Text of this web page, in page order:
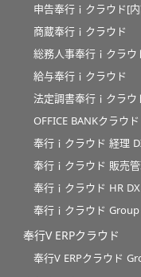
申告奉行ｉクラウド[
商蔵奉行ｉクラウド
総務人事奉行ｉクラウ
給与奉行ｉクラウド
法定調書奉行ｉクラウ
OFFICE BANKクラウド
奉行ｉクラウド 経理
奉行ｉクラウド 販売
奉行ｉクラウド HR
奉行ｉクラウド
奉行V ERPクラウド
奉行V ERPクラウド